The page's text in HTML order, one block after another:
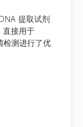
提取试剂
直接用于
检测进行了优